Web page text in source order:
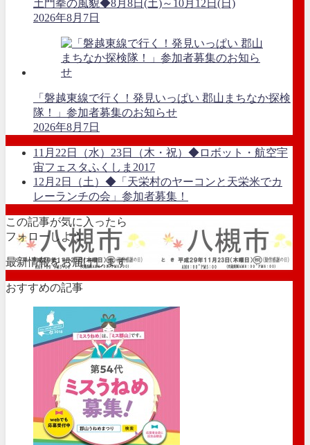
土門拳の風貌◆8月8日(土)～10月12日(日)
2026年8月7日
「磐越東線で行く！発見いっぱい 郡山まちなか探検
隊！」参加者募集のお知らせ
2026年8月7日
11月22日（水）23日（木・祝）◆ロボット・航空宇
宙フェスタふくしま2017
12月2日（土）◆「天栄村のヤーコンと天栄米でカ
レーランチの会」参加者募集！
この記事が気に入ったら
フォローしよう
最新情報をお届けします
おすすめの記事